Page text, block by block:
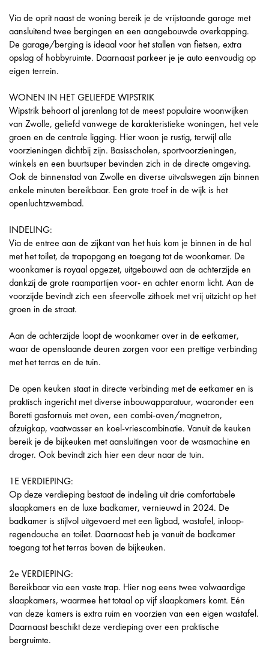
Via de oprit naast de woning bereik je de vrijstaande garage met
aansluitend twee bergingen en een aangebouwde overkapping.
De garage/berging is ideaal voor het stallen van fietsen, extra
opslag of hobbyruimte. Daarnaast parkeer je je auto eenvoudig op
eigen terrein.
WONEN IN HET GELIEFDE WIPSTRIK
Wipstrik behoort al jarenlang tot de meest populaire woonwijken
van Zwolle, geliefd vanwege de karakteristieke woningen, het vele
groen en de centrale ligging. Hier woon je rustig, terwijl alle
voorzieningen dichtbij zijn. Basisscholen, sportvoorzieningen,
winkels en een buurtsuper bevinden zich in de directe omgeving.
Ook de binnenstad van Zwolle en diverse uitvalswegen zijn binnen
enkele minuten bereikbaar. Een grote troef in de wijk is het
openluchtzwembad.
INDELING:
Via de entree aan de zijkant van het huis kom je binnen in de hal
met het toilet, de trapopgang en toegang tot de woonkamer. De
woonkamer is royaal opgezet, uitgebouwd aan de achterzijde en
dankzij de grote raampartijen voor- en achter enorm licht. Aan de
voorzijde bevindt zich een sfeervolle zithoek met vrij uitzicht op het
groen in de straat.
Aan de achterzijde loopt de woonkamer over in de eetkamer,
waar de openslaande deuren zorgen voor een prettige verbinding
met het terras en de tuin.
De open keuken staat in directe verbinding met de eetkamer en is
praktisch ingericht met diverse inbouwapparatuur, waaronder een
Boretti gasfornuis met oven, een combi-oven/magnetron,
afzuigkap, vaatwasser en koel-vriescombinatie. Vanuit de keuken
bereik je de bijkeuken met aansluitingen voor de wasmachine en
droger. Ook bevindt zich hier een deur naar de tuin.
1E VERDIEPING:
Op deze verdieping bestaat de indeling uit drie comfortabele
slaapkamers en de luxe badkamer, vernieuwd in 2024. De
badkamer is stijlvol uitgevoerd met een ligbad, wastafel, inloop-
regendouche en toilet. Daarnaast heb je vanuit de badkamer
toegang tot het terras boven de bijkeuken.
2e VERDIEPING:
Bereikbaar via een vaste trap. Hier nog eens twee volwaardige
slaapkamers, waarmee het totaal op vijf slaapkamers komt. Eén
van deze kamers is extra ruim en voorzien van een eigen wastafel.
Daarnaast beschikt deze verdieping over een praktische
bergruimte.